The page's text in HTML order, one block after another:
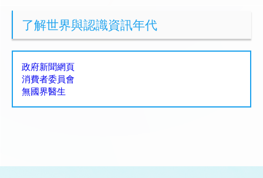
了解世界與認識資訊年代
政府新聞網頁
消費者委員會
無國界醫生